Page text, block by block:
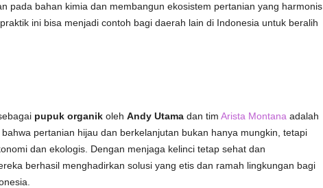
pada bahan kimia dan membangun ekosistem pertanian yang harmonis
ini bisa menjadi contoh bagi daerah lain di Indonesia untuk beralih
pupuk organikoleh Andy Utamadan tim Arista Montana adalah
pertanian hijau dan berkelanjutan bukan hanya mungkin, tetapi
dan ekologis. Dengan menjaga kelinci tetap sehat dan
berhasil menghadirkan solusi yang etis dan ramah lingkungan bagi